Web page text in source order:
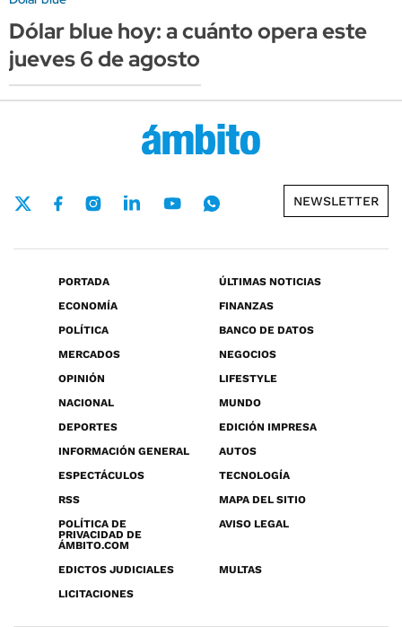
Dólar blue hoy: a cuánto opera este
jueves 6 de agosto
NEWSLETTER
PORTADA
ÚLTIMAS NOTICIAS
ECONOMÍA
FINANZAS
POLÍTICA
BANCO DE DATOS
MERCADOS
NEGOCIOS
OPINIÓN
LIFESTYLE
NACIONAL
MUNDO
DEPORTES
EDICIÓN IMPRESA
INFORMACIÓN GENERAL
AUTOS
ESPECTÁCULOS
TECNOLOGÍA
RSS
MAPA DEL SITIO
POLÍTICA DE
PRIVACIDAD DE
ÁMBITO.COM
AVISO LEGAL
EDICTOS JUDICIALES
MULTAS
LICITACIONES